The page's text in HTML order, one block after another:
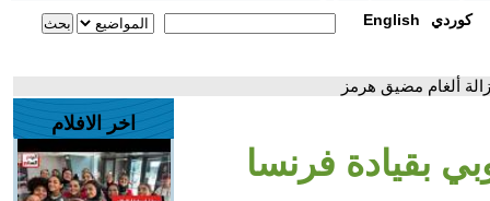
English كوردي
ألغام مضيق هرمز
بقيادة فرنسا
اخر الافلام